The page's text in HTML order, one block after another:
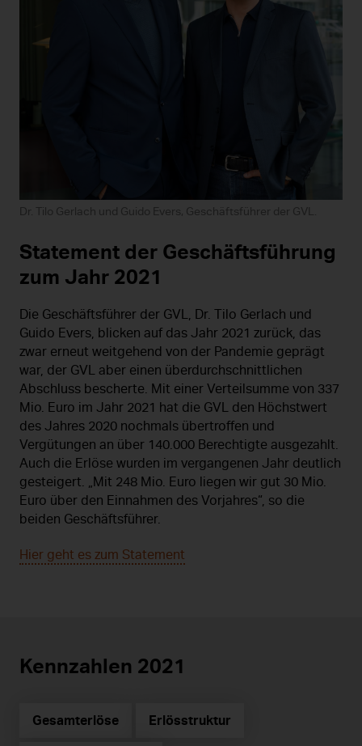
Dr. Tilo Gerlach und Guido Evers, Geschäftsführer der GVL.
Statement der Geschäftsführung
zum Jahr 2021
Die Geschäftsführer der GVL, Dr. Tilo Gerlach und
Guido Evers, blicken auf das Jahr 2021 zurück, das
zwar erneut weitgehend von der Pandemie geprägt
war, der GVL aber einen überdurchschnittlichen
Abschluss bescherte. Mit einer Verteilsumme von 337
Mio. Euro im Jahr 2021 hat die GVL den Höchstwert
des Jahres 2020 nochmals übertroffen und
Vergütungen an über 140.000 Berechtigte ausgezahlt.
Auch die Erlöse wurden im vergangenen Jahr deutlich
gesteigert. „Mit 248 Mio. Euro liegen wir gut 30 Mio.
Euro über den Einnahmen des Vorjahres“, so die
beiden Geschäftsführer.
Hier geht es zum Statement
Kennzahlen 2021
Gesamterlöse Erlösstruktur